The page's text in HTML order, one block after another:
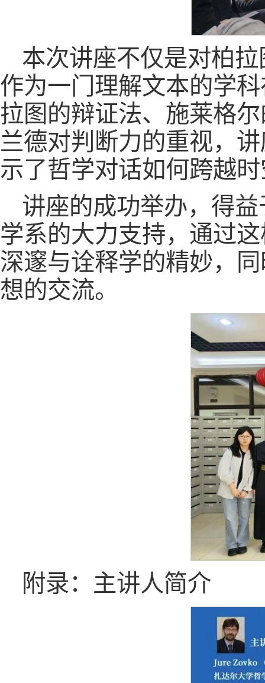
本次讲座不仅是对柏
作为一门理解文本的学
拉图的辩证法、施莱格
兰德对判断力的重视，
示了哲学对话如何跨越
讲座的成功举办，得
学系的大力支持，通过
深邃与诠释学的精妙，
想的交流。
附录：主讲人简介